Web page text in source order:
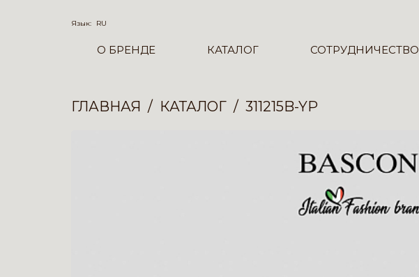
Язык: RU
О БРЕНДЕ КАТАЛОГ СОТРУДНИЧЕСТВО
ГЛАВНАЯ КАТАЛОГ 311215B-YP